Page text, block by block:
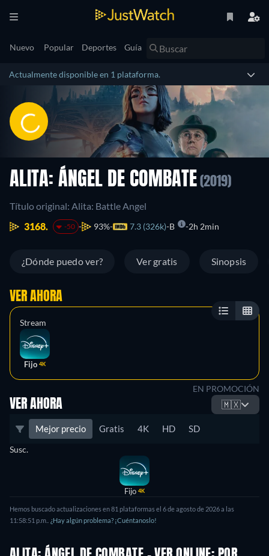
Nuevo Popular Deportes Guía
Actualmente disponible en 1 plataforma.
ALITA: ÁNGEL DE COMBATE (2019)
Título original: Alita: Battle Angel
3168.
-50 93% 7.3 (326k) B 2h 2min
¿Dónde puedo ver? Ver gratis Sinopsis
VER AHORA
Stream
Fijo 4K
EN PROMOCIÓN
VER AHORA 🇲🇽
Mejor precio Gratis 4K HD SD
Susc.
Fijo 4K
Hemos buscado actualizaciones en81 plataformas el 6 de agosto de 2026a las
11:58:51 p.m.
¿Hay algún problema? ¡Cuéntanoslo!